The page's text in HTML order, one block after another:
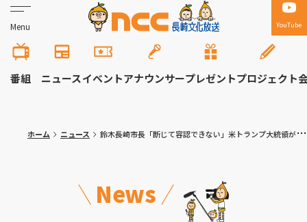
Menu YouTube
番組 ニュースイベントアナウンサープレゼントプロジェクト
ホーム ニュース 鈴木長崎市長「断じて容認できない」米トランプ大統領が核実験開始を指示「ノーベル平和賞には値しないのではないか」
News